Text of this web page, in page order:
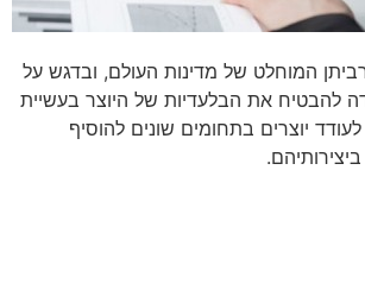
המוחלט של מדינות העולם, ובדגש על
להבטיח את הבלעדיות של היוצר בעשיית
יוצרים בתחומים שונים להוסיף